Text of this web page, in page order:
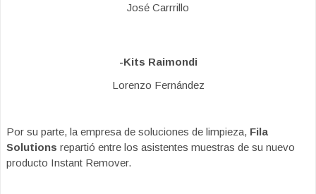
José Carrrillo
-Kits Raimondi
Lorenzo Fernández
Por su parte, la empresa de soluciones de limpieza, Fila
Solutions repartió entre los asistentes muestras de su nuevo
producto Instant Remover.